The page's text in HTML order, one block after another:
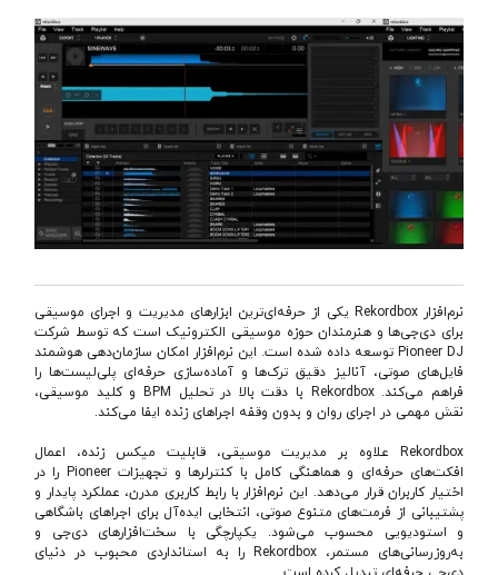
نرم‌افزار Rekordbox یکی از حرفه‌ای‌ترین ابزارهای مدیریت و اجرای موسیقی
برای دی‌جی‌ها و هنرمندان حوزه موسیقی الکترونیک است که توسط شرکت
Pioneer DJ توسعه داده شده است. این نرم‌افزار امکان سازمان‌دهی هوشمند
فایل‌های صوتی، آنالیز دقیق ترک‌ها و آماده‌سازی حرفه‌ای پلی‌لیست‌ها را
فراهم می‌کند. Rekordbox با دقت بالا در تحلیل BPM و کلید موسیقی،
نقش مهمی در اجرای روان و بدون وقفه اجراهای زنده ایفا می‌کند.
Rekordbox علاوه بر مدیریت موسیقی، قابلیت میکس زنده، اعمال
افکت‌های حرفه‌ای و هماهنگی کامل با کنترلرها و تجهیزات Pioneer را در
اختیار کاربران قرار می‌دهد. این نرم‌افزار با رابط کاربری مدرن، عملکرد پایدار و
پشتیبانی از فرمت‌های متنوع صوتی، انتخابی ایده‌آل برای اجراهای باشگاهی
و استودیویی محسوب می‌شود. یکپارچگی با سخت‌افزارهای دی‌جی و
به‌روزرسانی‌های مستمر، Rekordbox را به استانداردی محبوب در دنیای